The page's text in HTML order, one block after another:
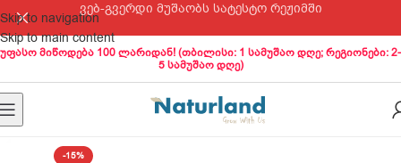
Skip to navigation
Skip to main content
ვებ-გვერდი მუშაობს სატესტო რეჟიმში
უფასო მიწოდება 100 ლარიდან! (თბილისი: 1 სამუშაო დღე; რეგიონები: 2-
5 სამუშაო დღე)
-15%